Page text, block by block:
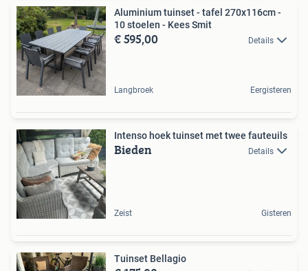
Aluminium tuinset - tafel 270x116cm -
10 stoelen - Kees Smit
€ 595,00 Details
Langbroek Eergisteren
Intenso hoek tuinset met twee fauteuils
Bieden Details
Zeist Gisteren
Tuinset Bellagio